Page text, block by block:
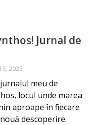
Jurnal de
2025
meu de
locul unde marea
aproape în fiecare
descoperire.